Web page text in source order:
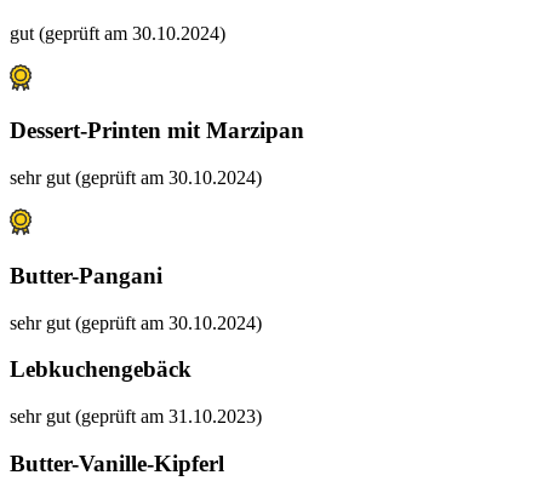
gut (geprüft am 30.10.2024)
Dessert-Printen mit Marzipan
sehr gut (geprüft am 30.10.2024)
Butter-Pangani
sehr gut (geprüft am 30.10.2024)
Lebkuchengebäck
sehr gut (geprüft am 31.10.2023)
Butter-Vanille-Kipferl